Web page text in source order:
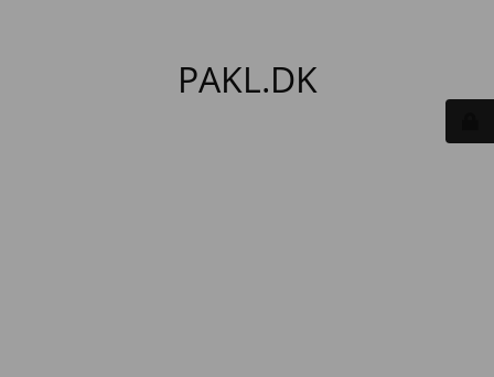
PAKL.DK